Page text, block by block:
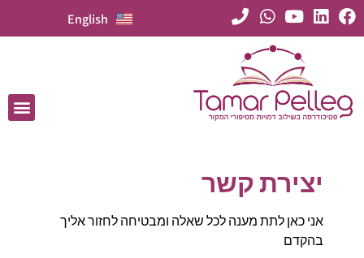
English
יצירת קשר
אני כאן לתת מענה לכל שאלה ומבטיחה לחזור אליך
בהקדם